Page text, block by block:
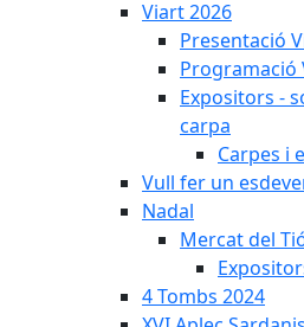
Viart 2026
Presentació
Programació
Expositors -
carpa
Carpes i
Vull fer un
Nadal
Mercat del
4 Tombs 2024